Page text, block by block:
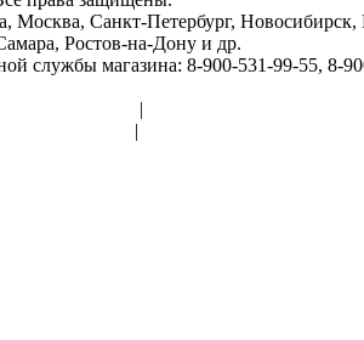
Москва, Санкт-Петербург,
Ростов-на-Дону и др.
службы магазина: 8-900-531-99-55, 8-
|
|